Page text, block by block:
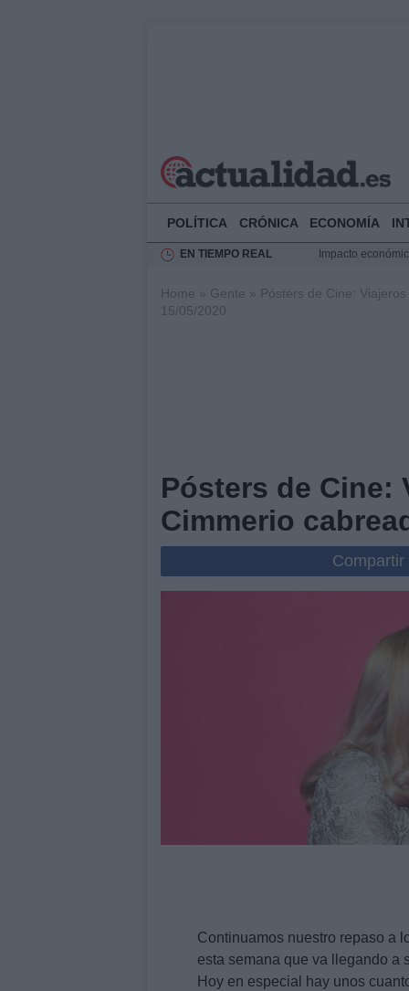
POLÍTICA CRÓNICA ECONOMÍA
EN TIEMPO REAL
Impacto
Transformación
Home » Gente » Pósters de Cine:
15/05/2020
Pósters de Cine:
Cimmerio
Continuamos nuestro repaso a
esta semana que va llegando a
Hoy en especial hay unos